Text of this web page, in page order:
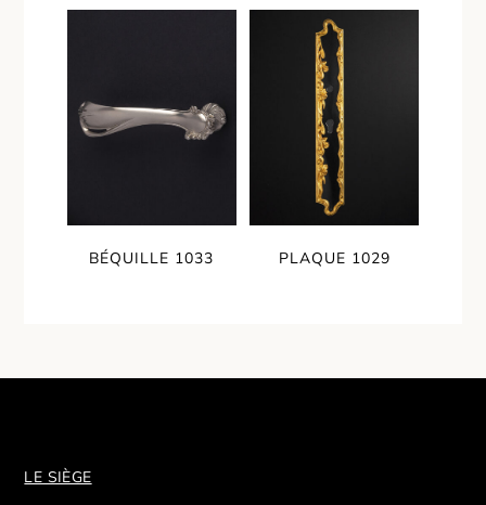
BÉQUILLE 1033 PLAQUE 1029
LE SIÈGE